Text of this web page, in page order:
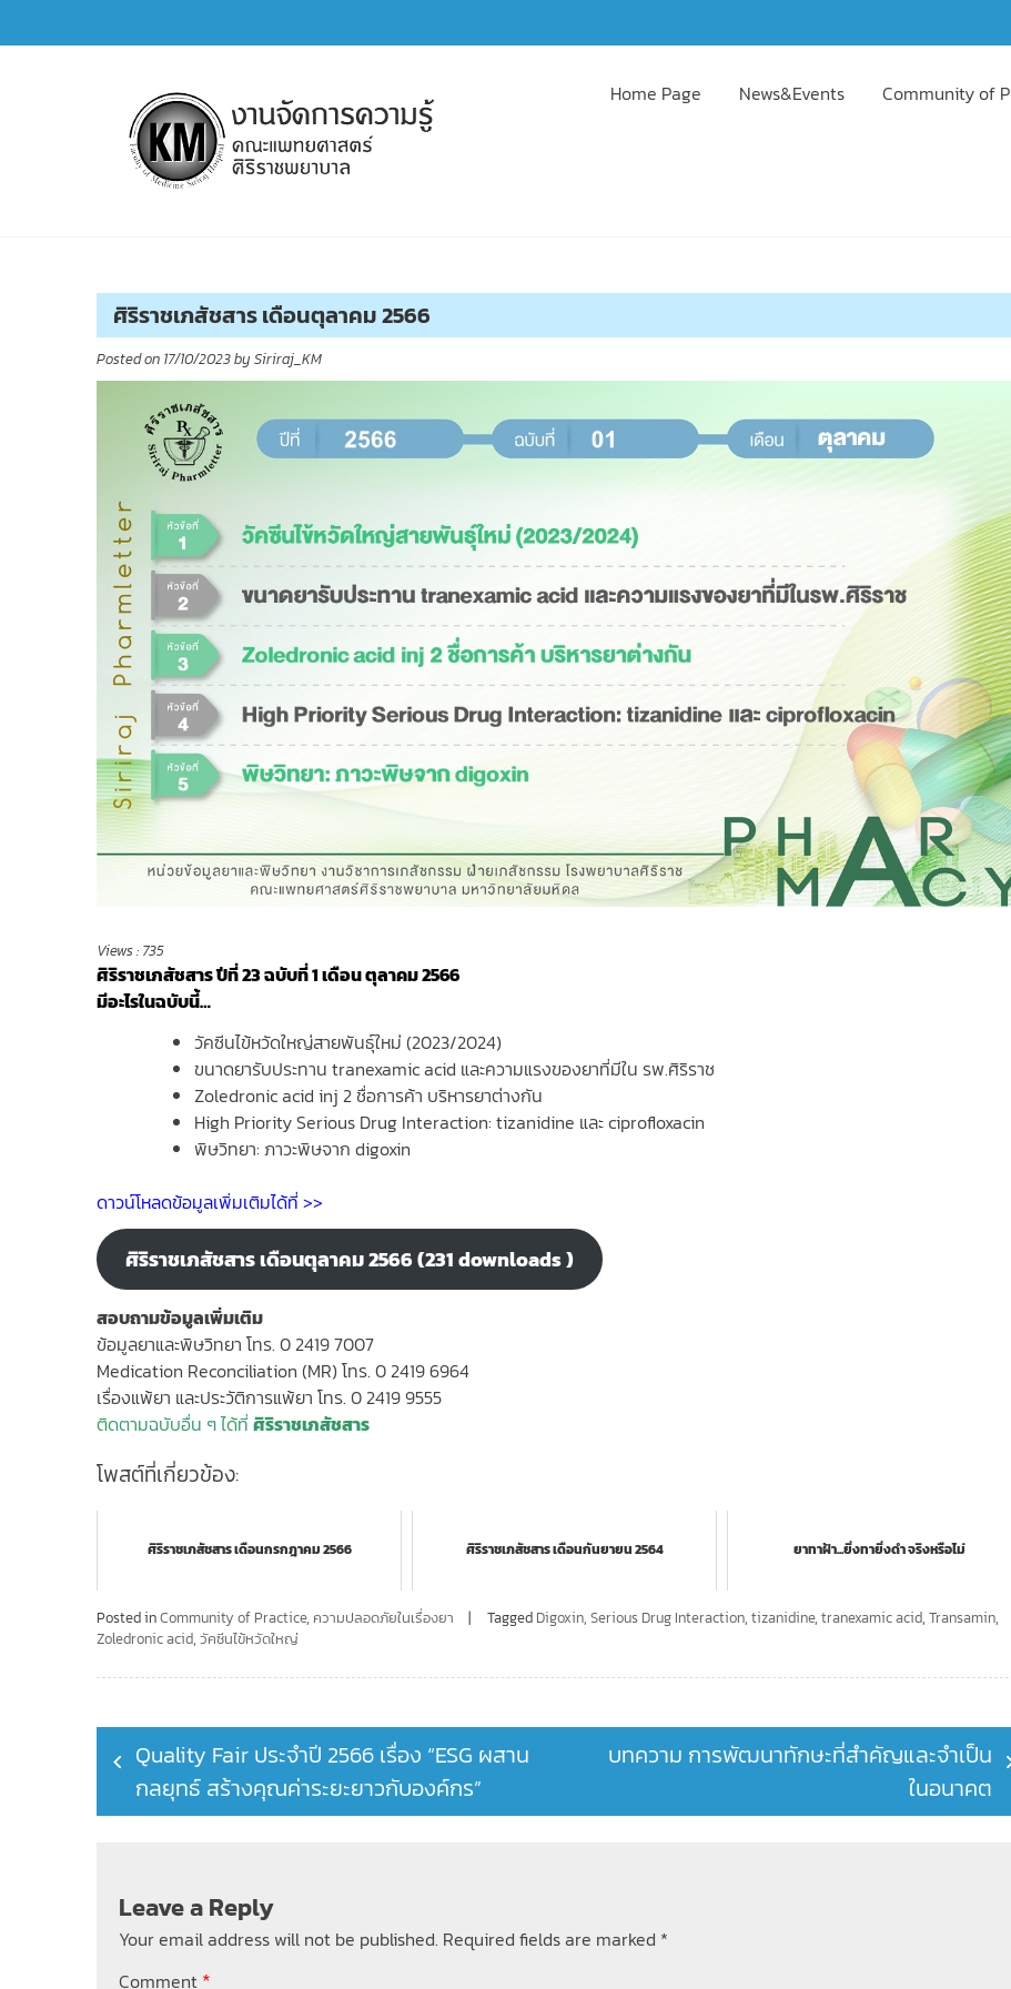
to
Home Page News&Events Community of
ศิริราชเภสัชสาร เดือนตุลาคม 2566
Posted on 17/10/2023by Siriraj_KM
Views : 735
ศิริราชเภสัชสาร ปีที่ 23 ฉบับที่ 1เดือน ตุลาคม 2566
มีอะไรในฉบับนี้…
วัคซีนไข้หวัดใหญ่สายพันธุ์ใหม่ (2023/2024)
ขนาดยารับประทาน tranexamic acid และความแรงของยาที่มีใน รพ.ศิริราช
Zoledronic acid inj 2 ชื่อการค้า บริหารยาต่างกัน
High Priority Serious Drug Interaction: tizanidine และ ciprofloxacin
พิษวิทยา: ภาวะพิษจาก digoxin
ดาวน์โหลดข้อมูลเพิ่มเติมได้ที่ >>
ศิริราชเภสัชสาร เดือนตุลาคม 2566 (231 downloads )
สอบถามข้อมูลเพิ่มเติม
ข้อมูลยาและพิษวิทยา โทร. 0 2419 7007
Medication Reconciliation (MR) โทร. 0 2419 6964
เรื่องแพ้ยา และประวัติการแพ้ยา โทร. 0 2419 9555
ติดตามฉบับอื่น ๆ ได้ที่ ศิริราชเภสัชสาร
โพสต์ที่เกี่ยวข้อง:
ศิริราชเภสัชสาร เดือนกรกฎาคม 2566 ศิริราชเภสัชสาร เดือนกันยายน 2564 ยาทาฝ้า...ยิ่งทายิ่งดำ จริงหรือไม่
Posted inCommunity of Practice, ความปลอดภัยในเรื่องยา Tagged Digoxin, Serious Drug Interaction, tizanidine, tranexamic acid, Transamin,
Zoledronic acid, วัคซีนไข้หวัดใหญ่
Post
navigation
Quality Fair ประจำปี 2566 เรื่อง “ESG ผสาน
กลยุทธ์ สร้างคุณค่าระยะยาวกับองค์กร”
บทความ การพัฒนาทักษะที่สำคัญและจำเป็น
ในอนาคต
Leave a Reply
Your email address will not be published. Required fields are marked *
Comment *